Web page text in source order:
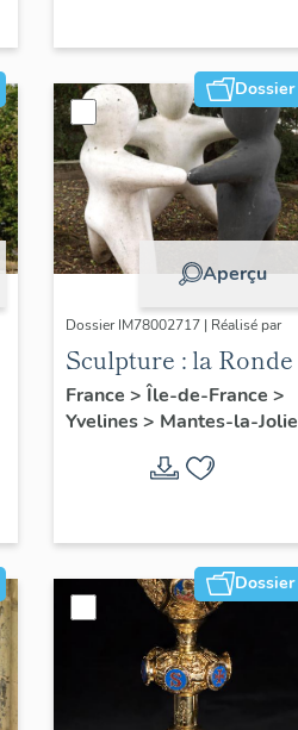
Dossier
Aperçu
Dossier IM78002717 | Réalisé par
Sculpture : la Ronde
France > Île-de-France >
Yvelines> Mantes-la-Jolie
Dossier